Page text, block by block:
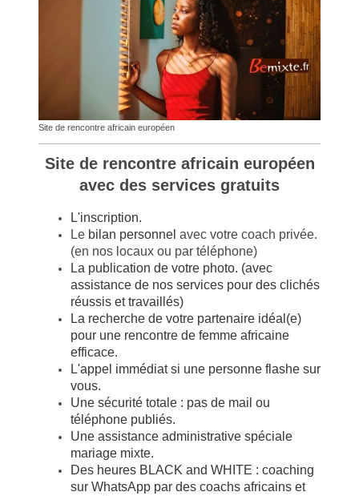
Site de rencontre africain européen
Site de rencontre africain européen
avec des services gratuits
L'inscription.
Le bilan personnel avec votre coach privée.
(en nos locaux ou par téléphone)
La publication de votre photo. (avec
assistance de nos services pour des clichés
réussis et travaillés)
La recherche de votre partenaire idéal(e)
pour une rencontre de femme africaine
efficace.
L'appel immédiat si une personne flashe sur
vous.
Une sécurité totale : pas de mail ou
téléphone publiés.
Une assistance administrative spéciale
mariage mixte.
Des heures BLACK and WHITE : coaching
sur WhatsApp par des coachs africains et